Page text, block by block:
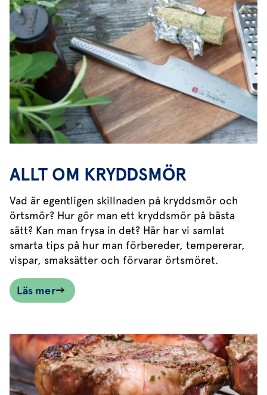
ALLT OM KRYDDSMÖR
Vad är egentligen skillnaden på kryddsmör och
örtsmör? Hur gör man ett kryddsmör på bästa
sätt? Kan man frysa in det? Här har vi samlat
smarta tips på hur man förbereder, tempererar,
vispar, smaksätter och förvarar örtsmöret.
Läs mer